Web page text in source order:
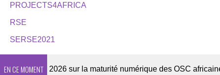
PROJECTS4AFRICA
RSE
SERSE2021
EN CE MOMENT2026 sur la maturité numérique des OSC africaines